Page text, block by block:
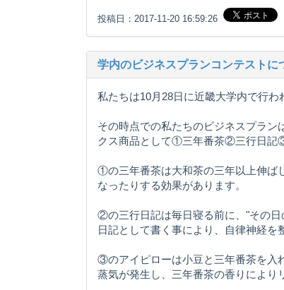
投稿日：2017-11-20 16:59:26
学内のビジネスプランコンテストに
私たちは10月28日に近畿大学内で行わ
その時点での私たちのビジネスプラン
クス商品として①三年番茶②三行日記
①の三年番茶は大和茶の三年以上伸ば
なったりする効果があります。
②の三行日記は毎日寝る前に、"その日
日記として書く事により、自律神経を
③のアイピローは小豆と三年番茶を入
蒸気が発生し、三年番茶の香りにより